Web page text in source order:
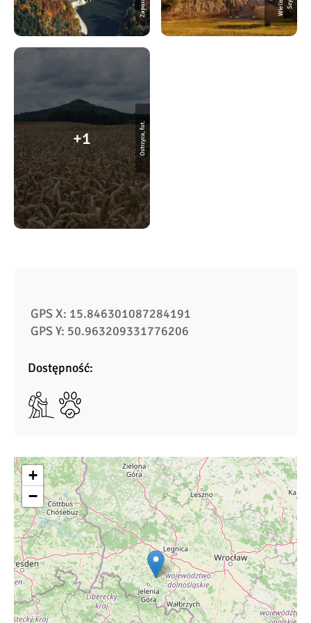
Ostrzyca, fot.
1
GPS X: 15.846301087284191
GPS Y: 50.963209331776206
Dostępność:
+
−